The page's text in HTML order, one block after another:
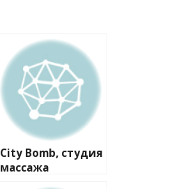
City Bomb, студия
массажа